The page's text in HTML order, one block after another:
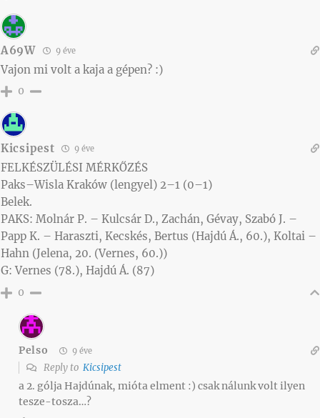
A69W 9 éve
Vajon mi volt a kaja a gépen? :)
0
Kicsipest 9 éve
FELKÉSZÜLÉSI MÉRKŐZÉS
Paks–Wisla Kraków (lengyel) 2–1 (0–1)
Belek.
PAKS: Molnár P. – Kulcsár D., Zachán, Gévay, Szabó J. –
Papp K. – Haraszti, Kecskés, Bertus (Hajdú Á., 60.), Koltai –
Hahn (Jelena, 20. (Vernes, 60.))
G: Vernes (78.), Hajdú Á. (87)
0
Pelso 9 éve
Reply to Kicsipest
a 2. gólja Hajdúnak, mióta elment :) csak nálunk volt ilyen
tesze-tosza…?